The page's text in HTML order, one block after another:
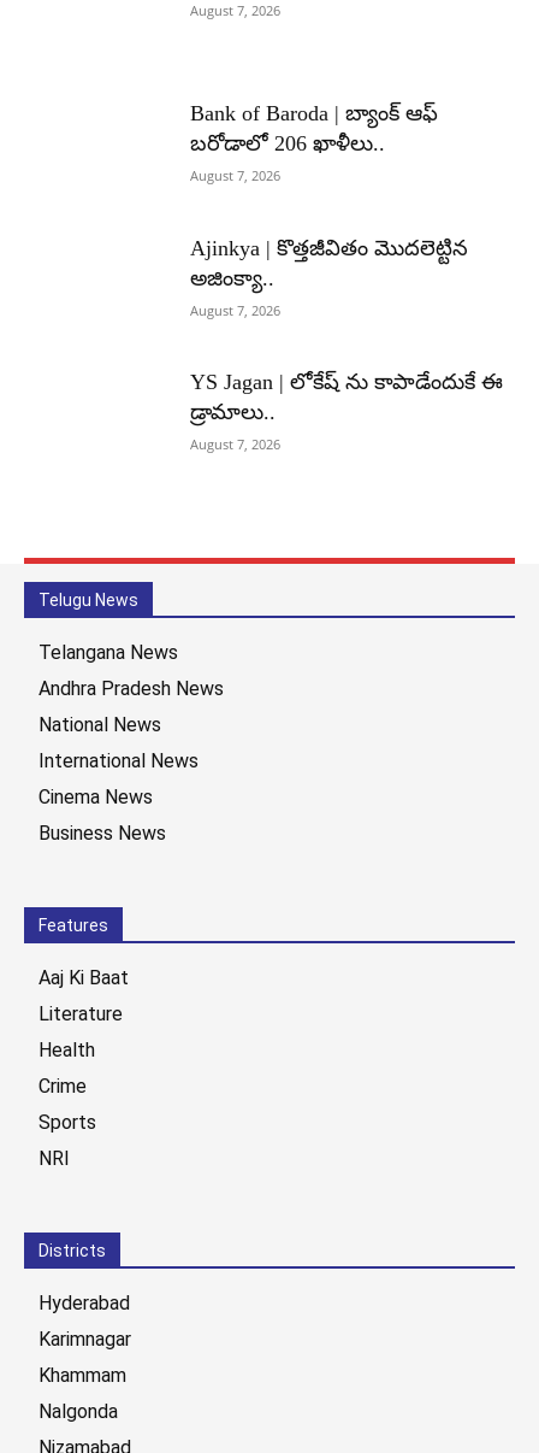
August 7, 2026
Bank of Baroda | బ్యాంక్‌ ఆఫ్‌
బరోడాలో 206 ఖాళీలు..
August 7, 2026
Ajinkya | కొత్తజీవితం మొదలెట్టిన
అజింక్యా..
August 7, 2026
YS Jagan | లోకేష్ ను కాపాడేందుకే ఈ
డ్రామాలు..
August 7, 2026
Telugu News
Telangana News
Andhra Pradesh News
National News
International News
Cinema News
Business News
Features
Aaj Ki Baat
Literature
Health
Crime
Sports
NRI
Districts
Hyderabad
Karimnagar
Khammam
Nalgonda
Nizamabad